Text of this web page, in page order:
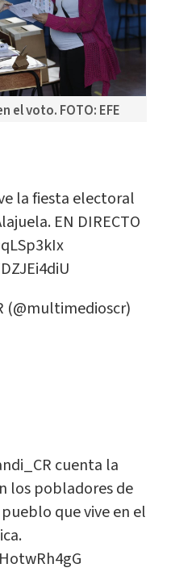
el voto. FOTO: EFE
la fiesta electoral
EN DIRECTO
(@multimedioscr)
cuenta la
los pobladores de
que vive en el